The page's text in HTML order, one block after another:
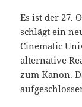
Es ist der 27.
schlägt ein
Cinematic
alternative
zum Kanon.